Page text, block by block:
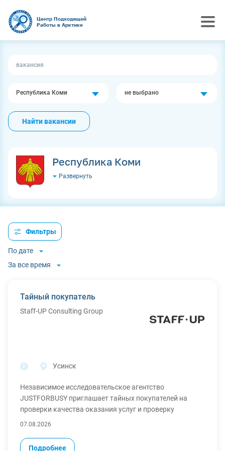
Центр Подходящей
Работы в Арктике
Республика Коми не выбрано
Найти вакансии
Республика Коми
Развернуть
Фильтры
По дате
За все время
Тайный покупатель
Staff-UP Consulting Group
Усинск
Независимое исследовательское агентство
JUSTFORBUSY приглашает тайных покупателей на
проверки качества оказания услуг и проверку
торговых точек.
качества работы.
Подробнее
07.08.2026